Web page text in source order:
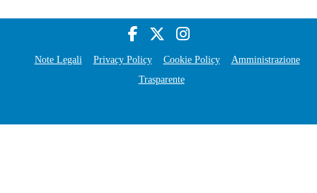
Note Legali Privacy Policy Cookie Policy
Amministrazione
Trasparente